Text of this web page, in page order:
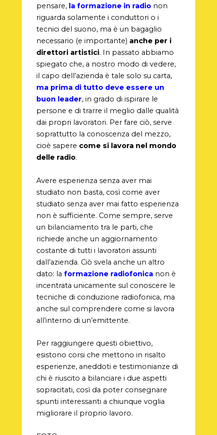
pensare, la formazione in radionon
riguarda solamente i conduttori o i
tecnici del suono, ma è un bagaglio
necessario (e importante) anche per i
direttori artistici. In passato abbiamo
spiegato che, a nostro modo di vedere,
il capo dell’azienda è tale solo su carta,
ma prima di tutto deve essere un
buon leader, in grado di ispirare le
persone e di trarre il meglio dalle qualità
dai propri lavoratori. Per fare ciò, serve
soprattutto la conoscenza del mezzo,
cioè sapere come si lavora nel mondo
delle radio.
Avere esperienza senza aver mai
studiato non basta, così come aver
studiato senza aver mai fatto esperienza
non è sufficiente. Come sempre, serve
un bilanciamento tra le parti, che
richiede anche un aggiornamento
costante di tutti i lavoratori assunti
dall’azienda. Ciò svela anche un altro
dato: la formazione radiofonicanon è
incentrata unicamente sul conoscere le
tecniche di conduzione radiofonica, ma
anche sul comprendere come si lavora
all’interno di un’emittente.
Per raggiungere questi obiettivo,
esistono corsi che mettono in risalto
esperienze, aneddoti e testimonianze di
chi è riuscito a bilanciare i due aspetti
sopracitati, così da poter consegnare
spunti interessanti a chiunque voglia
migliorare il proprio lavoro.